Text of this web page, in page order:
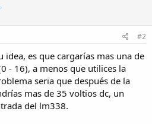
#2
idea, es que cargarías mas una de
- 16), a menos que utilices la
seria que después de la
mas de 35 voltios dc, un
del lm338.